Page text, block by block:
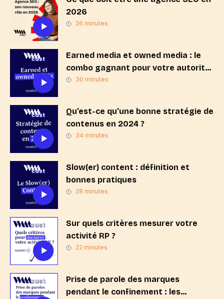
2026
26 minutes
Earned media et owned media : le
combo gagnant pour votre autorité
digitale ?
30 minutes
Qu’est-ce qu’une bonne stratégie de
contenus en 2024 ?
34 minutes
Slow(er) content : définition et
bonnes pratiques
28 minutes
Sur quels critères mesurer votre
activité RP ?
22 minutes
Prise de parole des marques
pendant le confinement : les